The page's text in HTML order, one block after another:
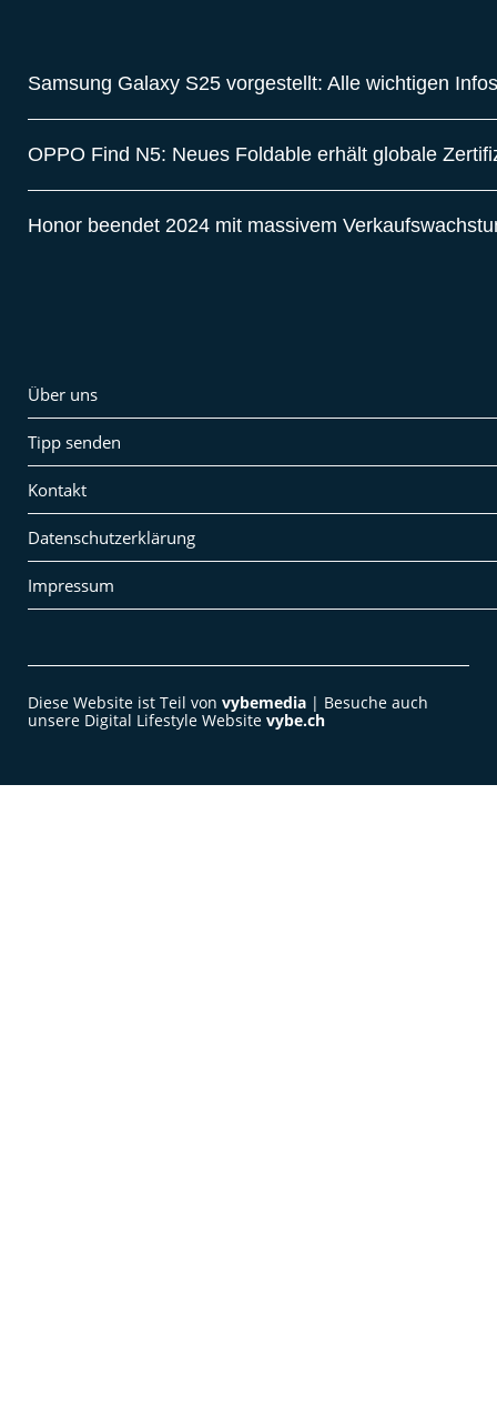
Samsung Galaxy S25 vorgestellt: Alle wichtigen Infos
OPPO Find N5: Neues Foldable erhält globale
Honor beendet 2024 mit massivem
Über uns
Tipp senden
Kontakt
Datenschutzerklärung
Impressum
Diese Website ist Teil von vybemedia | Besuche auch
unsere Digital Lifestyle Website vybe.ch